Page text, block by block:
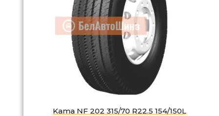
Kama NF 202 315/70 R22.5 154/150L